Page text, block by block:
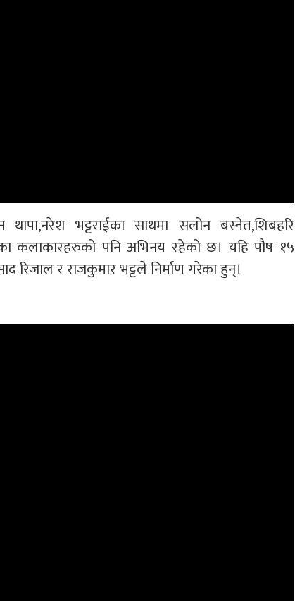
भट्टराईका साथमा सलोन बस्नेत,शिबहरि
कलाकारहरुको पनि अभिनय रहेको छ। यहि पौष १५
रिजाल र राजकुमार भट्टले निर्माण गरेका हुन्।